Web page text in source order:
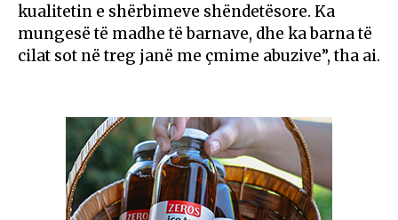
kualitetin e shërbimeve shëndetësore. Ka
mungesë të madhe të barnave, dhe ka barna të
cilat sot në treg janë me çmime abuzive”, tha ai.